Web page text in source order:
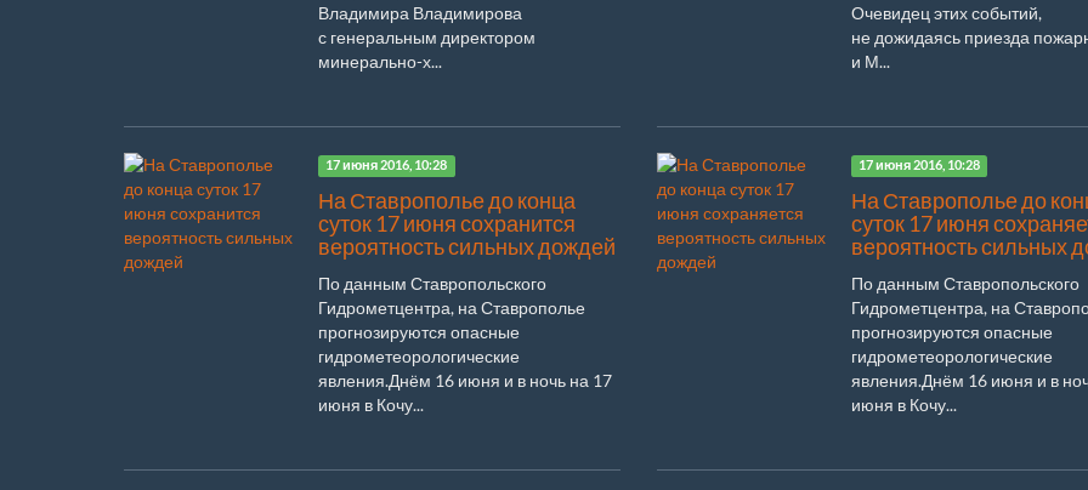
Владимира Владимирова
с генеральным директором
минерально-х...
Очевидец этих событий,
не дожидаясь приезда
и М...
17 июня 2016, 10:28
На Ставрополье до конца
суток 17 июня сохранится
вероятность сильных дождей
По данным Ставропольского
Гидрометцентра, на Ставрополье
прогнозируются опасные
гидрометеорологические
явления.Днём 16 июня и в ночь на 17
июня в Кочу...
17 июня 2016, 10:28
На Ставрополье до
суток 17 июня
вероятность сильных
По данным Ставропольского
Гидрометцентра, на
прогнозируются опасные
гидрометеорологические
явления.Днём 16 июня и в
июня в Кочу...